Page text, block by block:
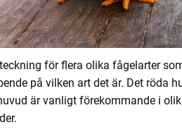
för flera olika fågelarter
på vilken art det är. Det röda
är vanligt förekommande i